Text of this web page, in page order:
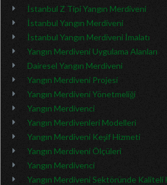
İstanbul Z Tipi Yangın Merdiveni
İstanbul Yangın Merdiveni
İstanbul Yangın Merdiveni İmalatı
Yangın Merdiveni Uygulama Alanları
Dairesel Yangın Merdiveni
Yangın Merdiveni Projesi
Yangın Merdiveni Yönetmeliği
Yangın Merdivenci
Yangın Merdivenleri Modelleri
Yangın Merdiveni Keşif Hizmeti
Yangın Merdiveni Ölçüleri
Yangın Merdivenci
Yangın Merdiveni Sektöründe Kaliteli